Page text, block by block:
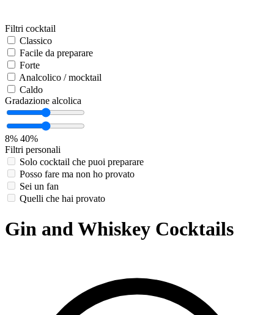
Filtri cocktail
Classico
Facile da preparare
Forte
Analcolico / mocktail
Caldo
Gradazione alcolica
8% 40%
Filtri personali
Solo cocktail che puoi preparare
Posso fare ma non ho provato
Sei un fan
Quelli che hai provato
Gin and Whiskey Cocktails